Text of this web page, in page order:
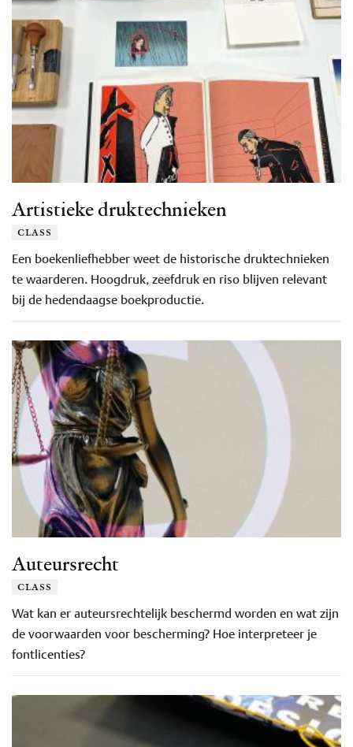
Artistieke druktechnieken
class
Een boekenliefhebber weet de historische druktechnieken
te waarderen. Hoogdruk, zeefdruk en riso blijven relevant
bij de hedendaagse boekproductie.
Auteursrecht
class
Wat kan er auteursrechtelijk beschermd worden en wat zijn
de voorwaarden voor bescherming? Hoe interpreteer je
fontlicenties?